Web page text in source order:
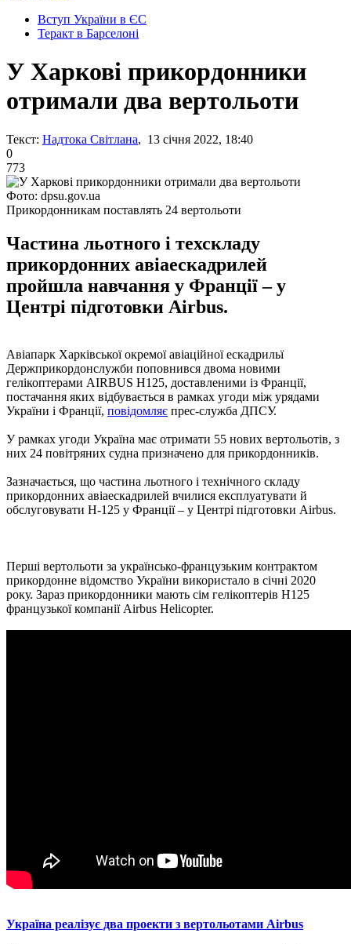
Вступ України в ЄС
Теракт в Барселоні
У Харкові прикордонники
отримали два вертольоти
Текст: Надтока Світлана, 13 січня 2022, 18:40
0
773
Фото: dpsu.gov.ua
Прикордонникам поставлять 24 вертольоти
Частина льотного і техскладу
прикордонних авіаескадрилей
пройшла навчання у Франції – у
Центрі підготовки Airbus.
Авіапарк Харківської окремої авіаційної ескадрильї
Держприкордонслужби поповнився двома новими
гелікоптерами AIRBUS H125, доставленими із Франції,
постачання яких відбувається в рамках угоди між урядами
України і Франції, повідомляє прес-служба ДПСУ.
У рамках угоди Україна має отримати 55 нових вертольотів, з
них 24 повітряних судна призначено для прикордонників.
Зазначається, що частина льотного і технічного складу
прикордонних авіаескадрилей вчилися експлуатувати й
обслуговувати H-125 у Франції – у Центрі підготовки Airbus.
Перші вертольоти за українсько-французьким контрактом
прикордонне відомство України використало в січні 2020
року. Зараз прикордонники мають сім гелікоптерів Н125
французької компанії Airbus Helicopter.
Україна реалізує два проекти з вертольотами Airbus